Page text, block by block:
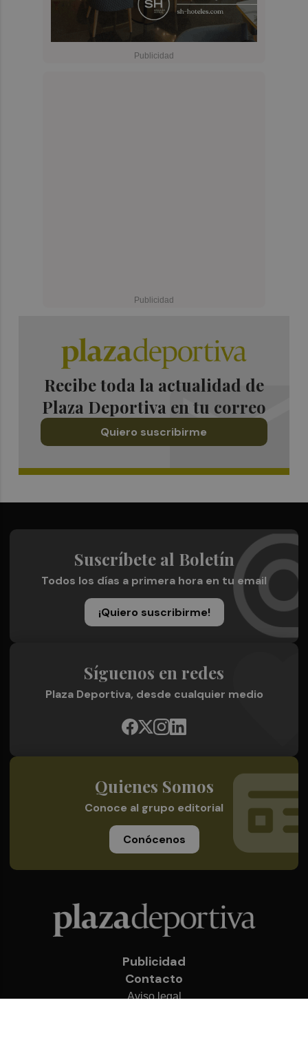
Recibe toda la actualidad de
Plaza Deportiva en tu correo
Quiero suscribirme
Suscríbete al Boletín
Todos los días a primera hora en tu email
¡Quiero suscribirme!
Síguenos en redes
Plaza Deportiva, desde cualquier medio
Quienes Somos
Conoce al grupo editorial
Conócenos
Publicidad
Contacto
Aviso legal